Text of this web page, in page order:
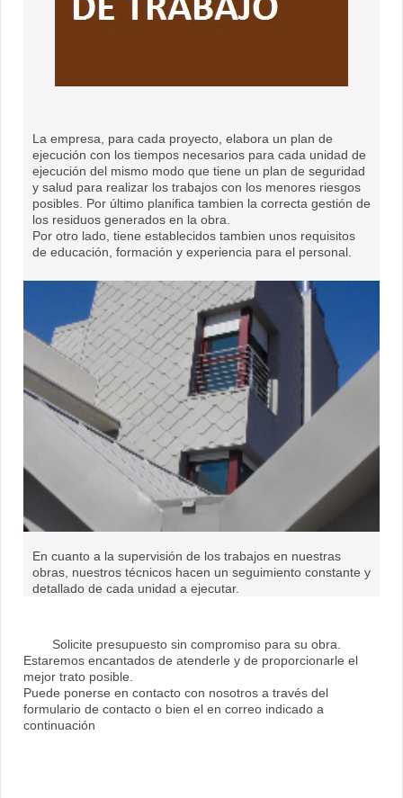
La empresa, para cada proyecto, elabora un plan de
ejecución con los tiempos necesarios para cada unidad de
ejecución del mismo modo que tiene un plan de seguridad
y salud para realizar los trabajos con los menores riesgos
posibles. Por último planifica tambien la correcta gestión de
los residuos generados en la obra.
Por otro lado, tiene establecidos tambien unos requisitos
de educación, formación y experiencia para el personal.
En cuanto a la supervisión de los trabajos en nuestras
obras, nuestros técnicos hacen un seguimiento constante y
detallado de cada unidad a ejecutar.
Solicite presupuesto sin compromiso para su obra.
Estaremos encantados de atenderle y de proporcionarle el
mejor trato posible.
Puede ponerse en contacto con nosotros a través del
formulario de contacto o bien el en correo indicado a
continuación